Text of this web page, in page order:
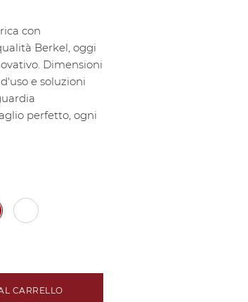
con
Berkel, oggi
Dimensioni
e soluzioni
perfetto, ogni
CARRELLO